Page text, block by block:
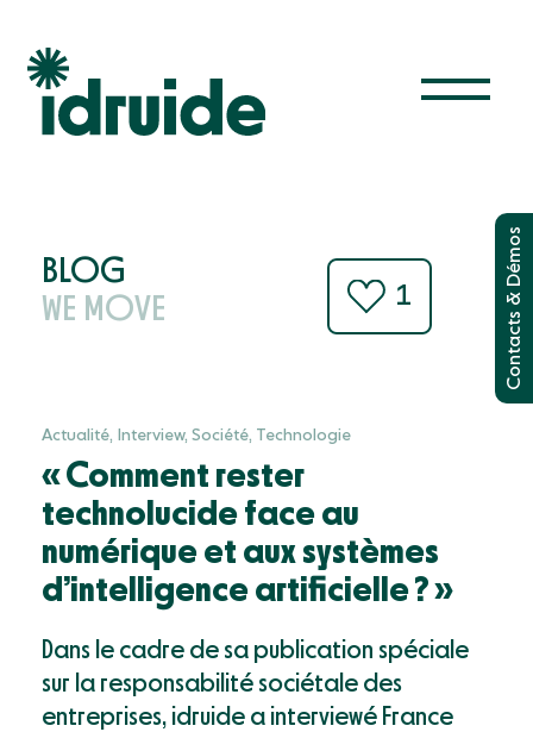
Contacts
& Démos
Administrer les appareils
Filtrer internet
Gérer la classe
Ressources
Blog
Webinaires & événements
Documentation
Support
Mon compte
BLOG
WE MOVE
Actualité, Interview, Société, Technologie
« Comment rester
technolucide face au
numérique et aux systèmes
d’intelligence artificielle ? »
1
Dans le cadre de sa publication spéciale
sur la responsabilité sociétale des
entreprises, idruide a interviewé France